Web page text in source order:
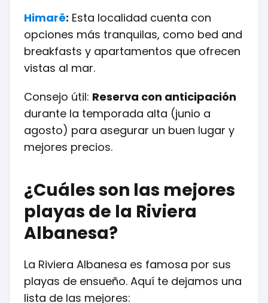
Himarë: Esta localidad cuenta con
opciones más tranquilas, como bed and
breakfasts y apartamentos que ofrecen
vistas al mar.
Consejo útil: Reserva con anticipación
durante la temporada alta (junio a
agosto) para asegurar un buen lugar y
mejores precios.
¿Cuáles son las mejores
playas de la Riviera
Albanesa?
La Riviera Albanesa es famosa por sus
playas de ensueño. Aquí te dejamos una
lista de las mejores: